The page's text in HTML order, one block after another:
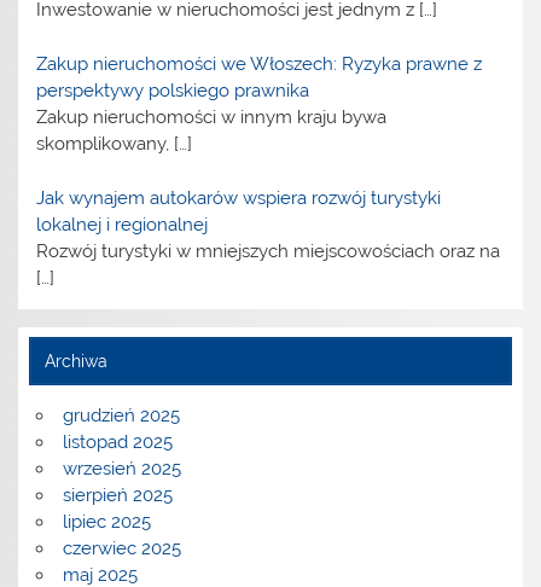
Inwestowanie w nieruchomości jest jednym z […]
Zakup nieruchomości we Włoszech: Ryzyka prawne z
perspektywy polskiego prawnika
Zakup nieruchomości w innym kraju bywa
skomplikowany, […]
Jak wynajem autokarów wspiera rozwój turystyki
lokalnej i regionalnej
Rozwój turystyki w mniejszych miejscowościach oraz na
[…]
Archiwa
grudzień 2025
listopad 2025
wrzesień 2025
sierpień 2025
lipiec 2025
czerwiec 2025
maj 2025